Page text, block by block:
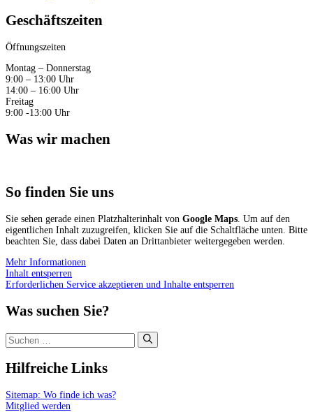
Geschäftszeiten
Öffnungszeiten
Montag – Donnerstag
9:00 – 13:00 Uhr
14:00 – 16:00 Uhr
Freitag
9:00 -13:00 Uhr
Was wir machen
So finden Sie uns
Sie sehen gerade einen Platzhalterinhalt von Google Maps . Um auf den
eigentlichen Inhalt zuzugreifen, klicken Sie auf die Schaltfläche unten. Bitte
beachten Sie, dass dabei Daten an Drittanbieter weitergegeben werden.
Mehr Informationen
Inhalt entsperren
Erforderlichen Service akzeptieren und Inhalte entsperren
Was suchen Sie?
Suchen
nach:
Hilfreiche Links
Sitemap: Wo finde ich was?
Mitglied werden